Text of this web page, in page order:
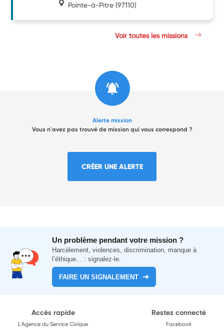
Pointe-à-Pitre (97110)
Voir toutes les missions
Alerte mission
Vous n'avez pas trouvé de mission qui vous correspond ?
CRÉER UNE ALERTE
Un problème pendant votre mission ?
Harcèlement, violences, discrimination, manque à
l’éthique... : signalez-le.
FAIRE UN SIGNALEMENT
Accès rapide
L'Agence du Service Civique
Restez connecté
Facebook